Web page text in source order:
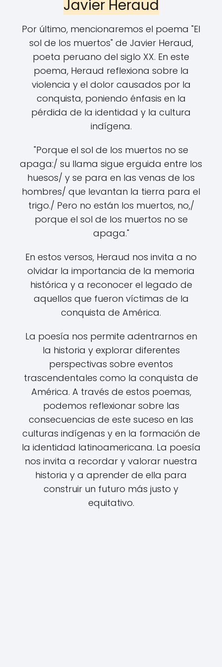
Javier Heraud
Por último, mencionaremos el poema "El
sol de los muertos" de Javier Heraud,
poeta peruano del siglo XX. En este
poema, Heraud reflexiona sobre la
violencia y el dolor causados por la
conquista, poniendo énfasis en la
pérdida de la identidad y la cultura
indígena.
"Porque el sol de los muertos no se
apaga:/ su llama sigue erguida entre los
huesos/ y se para en las venas de los
hombres/ que levantan la tierra para el
trigo./ Pero no están los muertos, no,/
porque el sol de los muertos no se
apaga."
En estos versos, Heraud nos invita a no
olvidar la importancia de la memoria
histórica y a reconocer el legado de
aquellos que fueron víctimas de la
conquista de América.
La poesía nos permite adentrarnos en
la historia y explorar diferentes
perspectivas sobre eventos
trascendentales como la conquista de
América. A través de estos poemas,
podemos reflexionar sobre las
consecuencias de este suceso en las
culturas indígenas y en la formación de
la identidad latinoamericana. La poesía
nos invita a recordar y valorar nuestra
historia y a aprender de ella para
construir un futuro más justo y
equitativo.